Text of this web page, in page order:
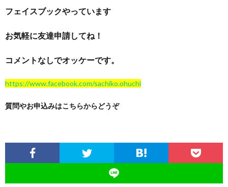
フェイスブックやっています
お気軽に友達申請してね！
コメントなしでオッケーです。
https://www.facebook.com/sachiko.ohuchi
質問やお申込みはこちらからどうぞ